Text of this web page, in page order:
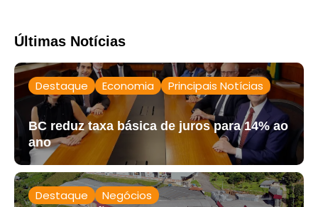
Últimas Notícias
Destaque Economia Principais Notícias
BC reduz taxa básica de juros para 14% ao
ano
Destaque Negócios